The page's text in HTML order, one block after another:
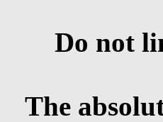
Do not
The